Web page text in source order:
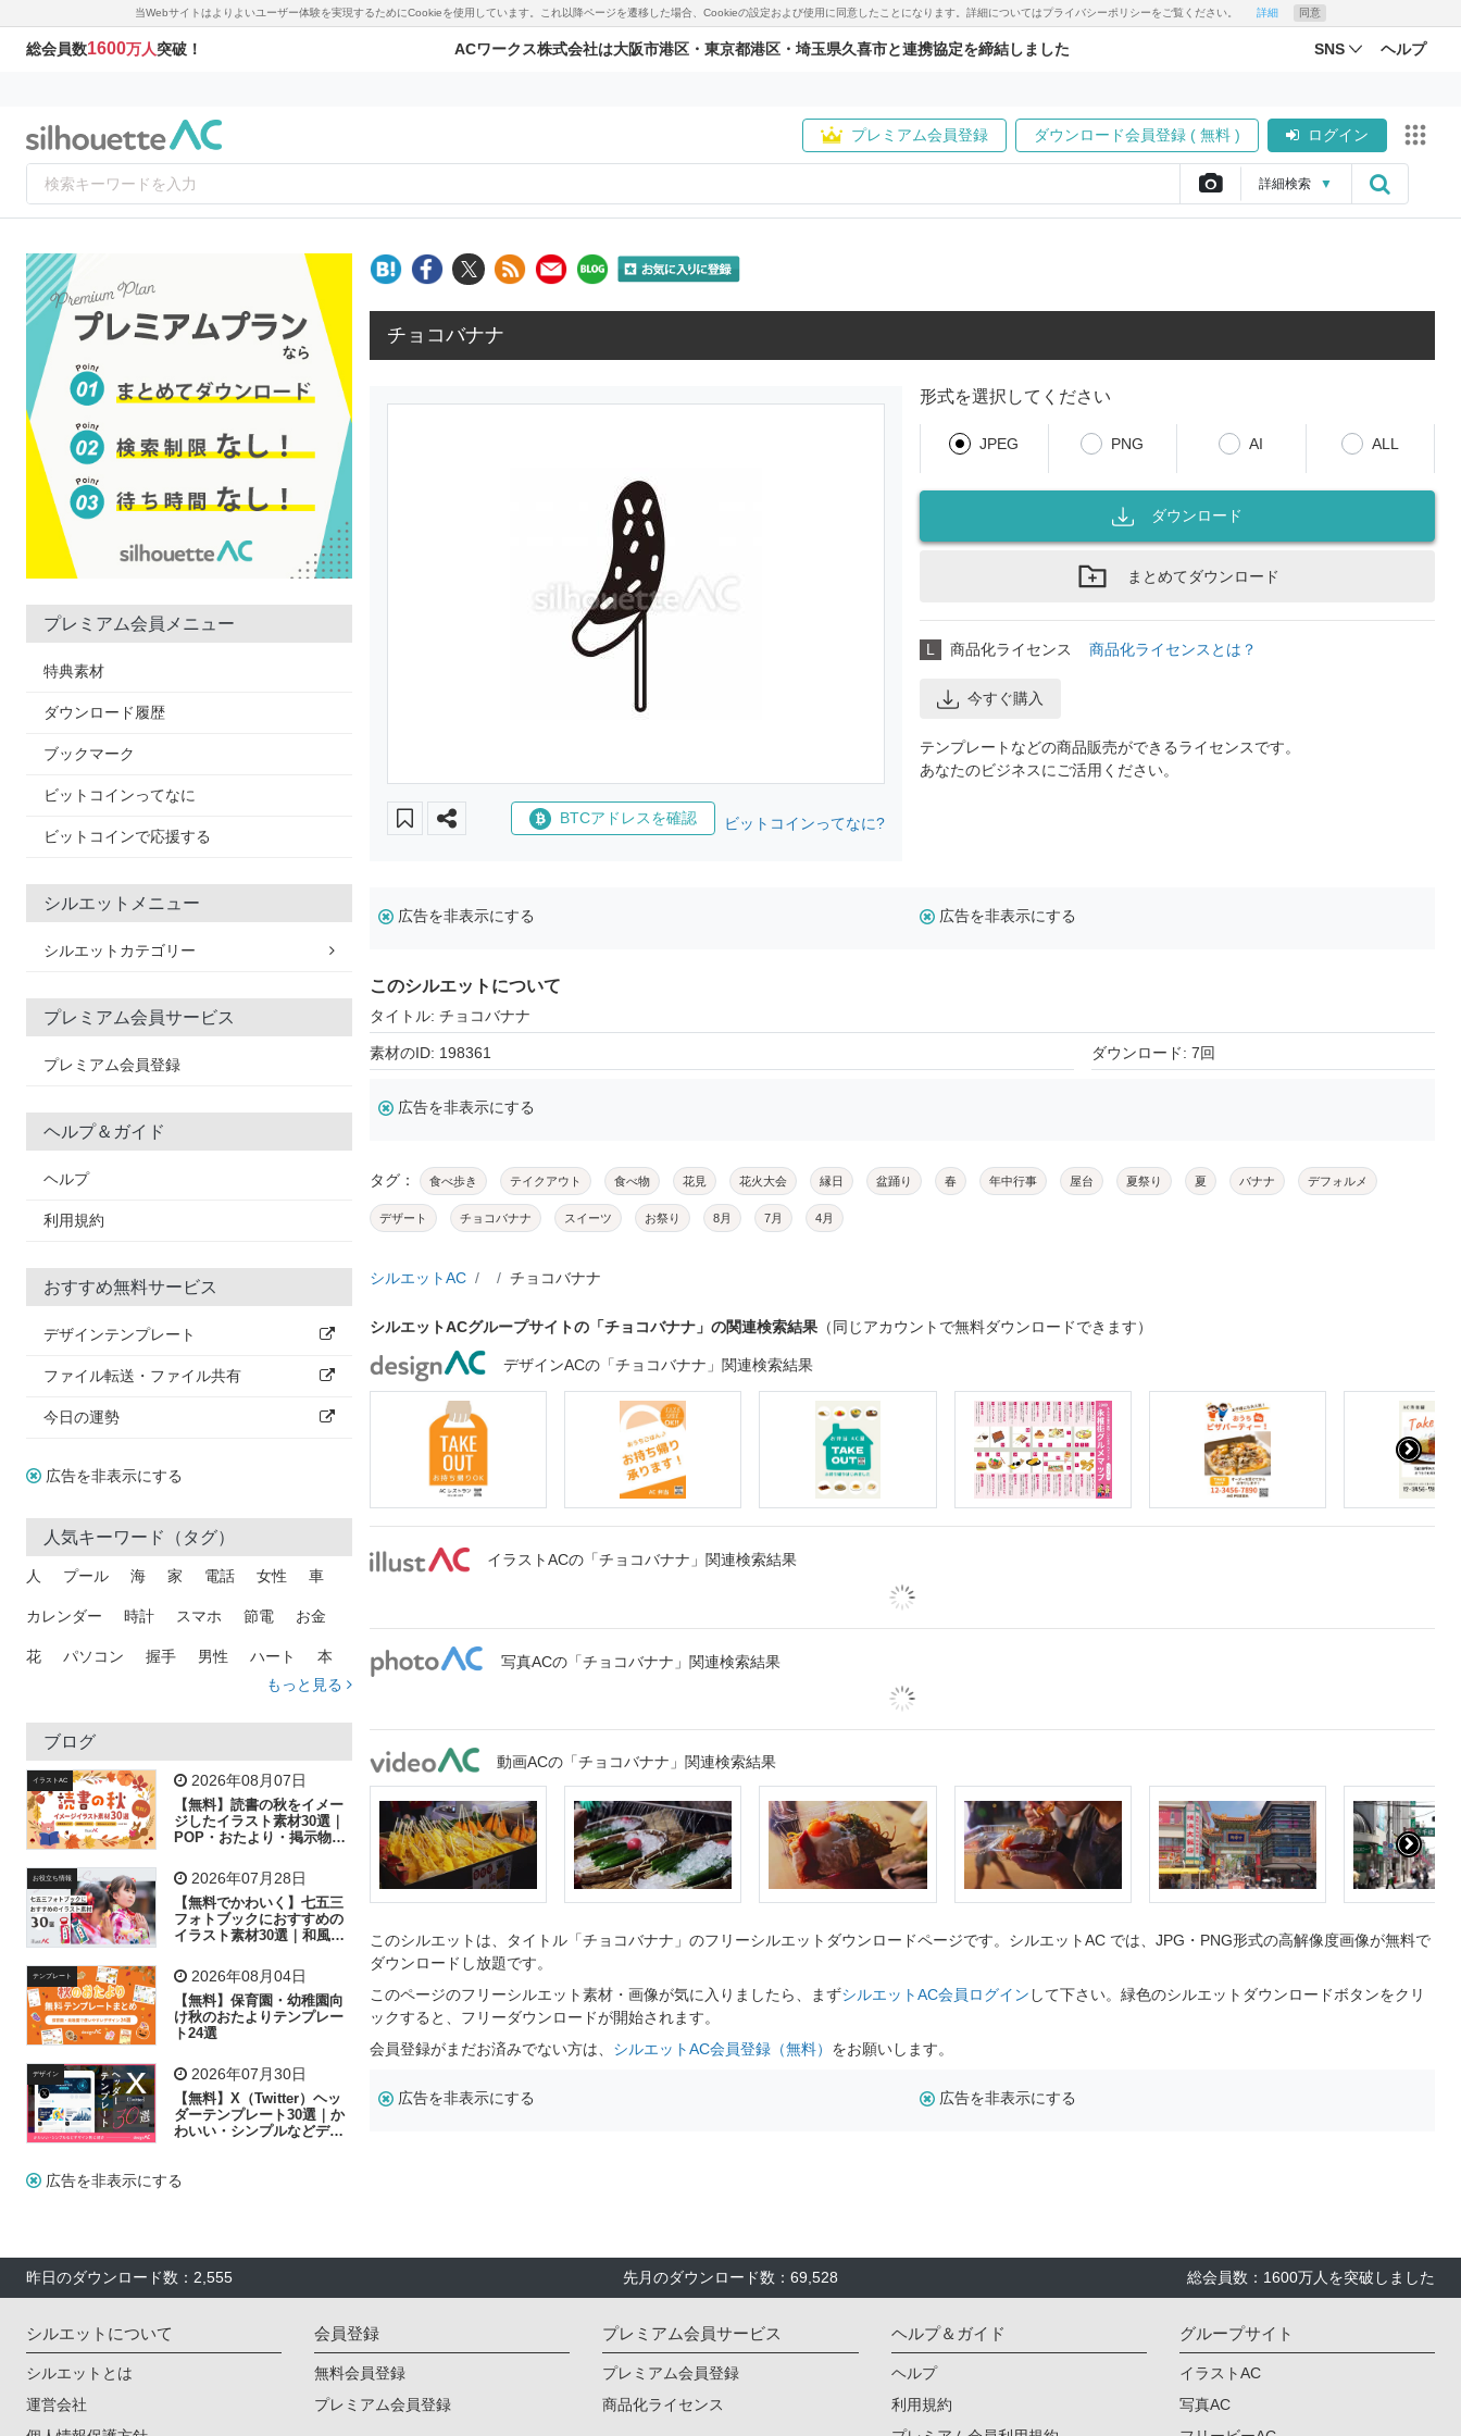
当Webサイトはよりよいユーザー体験を実現するためにCookieを使用しています。これ以降ページを遷移した場合、Cookieの設定および使用に同意したことになります。詳細についてはプライバシーポリシーをご覧ください。 詳細 同意
総会員数1600万人突破！ ACワークス株式会社は大阪市港区・東京都港区・埼玉県久喜市と連携協定を締結しました SNS ヘルプ
プレミアム会員登録 ダウンロード会員登録 ( 無料 ) ログイン
詳細検索 ▼
プレミアム会員メニュー
特典素材
ダウンロード履歴
ブックマーク
ビットコインってなに
ビットコインで応援する
シルエットメニュー
シルエットカテゴリー
プレミアム会員サービス
プレミアム会員登録
ヘルプ＆ガイド
ヘルプ
利用規約
おすすめ無料サービス
デザインテンプレート
ファイル転送・ファイル共有
今日の運勢
広告を非表示にする
人気キーワード（タグ）
人 プール 海 家 電話 女性 車
カレンダー 時計 スマホ 節電 お金
花 パソコン 握手 男性 ハート 本
トラック 木
吹き出し
飛行機 グラフ ビル 魚 家族 書類
歩く 工場 会社 太陽 キラキラ
子供 作業員 葉 相談 ピクトグラム
もっと見る
ブログ
イラストAC 2026年08月07日
【無料】読書の秋をイメー
ジしたイラスト素材30選｜
POP・おたより・掲示物に
お役立ち情報 2026年07月28日
【無料でかわいく】七五三
フォトブックにおすすめの
イラスト素材30選｜和風の
テンプレート 2026年08月04日
【無料】保育園・幼稚園向
け秋のおたよりテンプレー
ト24選
デザイン 2026年07月30日
【無料】X（Twitter）ヘッ
ダーテンプレート30選｜か
わいい・シンプルなどデザ
広告を非表示にする
チョコバナナ
BTCアドレスを確認 ビットコインってなに?
形式を選択してください
JPEG PNG AI ALL
ダウンロード
まとめてダウンロード
L 商品化ライセンス 商品化ライセンスとは？
今すぐ購入
テンプレートなどの商品販売ができるライセンスです。
あなたのビジネスにご活用ください。
広告を非表示にする 広告を非表示にする
このシルエットについて
タイトル: チョコバナナ
素材のID: 198361 ダウンロード: 7回
広告を非表示にする
タグ： 食べ歩き テイクアウト 食べ物 花見 花火大会 縁日 盆踊り 春 年中行事 屋台 夏祭り 夏 バナナ デフォルメ
デザート チョコバナナ スイーツ お祭り 8月 7月 4月
シルエットAC チョコバナナ
シルエットACグループサイトの「チョコバナナ」の関連検索結果 （同じアカウントで無料ダウンロードできます）
デザインACの「チョコバナナ」関連検索結果
イラストACの「チョコバナナ」関連検索結果
写真ACの「チョコバナナ」関連検索結果
動画ACの「チョコバナナ」関連検索結果
このシルエットは、タイトル「チョコバナナ」のフリーシルエットダウンロードページです。シルエットAC では、JPG・PNG形式の高解像度画像が無料で
ダウンロードし放題です。
このページのフリーシルエット素材・画像が気に入りましたら、まずシルエットAC会員ログイン して下さい。緑色のシルエットダウンロードボタンをクリ
ックすると、フリーダウンロードが開始されます。
会員登録がまだお済みでない方は、 シルエットAC会員登録（無料） をお願いします。
広告を非表示にする 広告を非表示にする
昨日のダウンロード数：2,555 先月のダウンロード数：69,528 総会員数：1600万人を突破しました
シルエットについて
シルエットとは
運営会社
会員登録
無料会員登録
プレミアム会員登録
プレミアム会員サービス
プレミアム会員登録
商品化ライセンス
ヘルプ＆ガイド
ヘルプ
利用規約
グループサイト
イラストAC
写真AC